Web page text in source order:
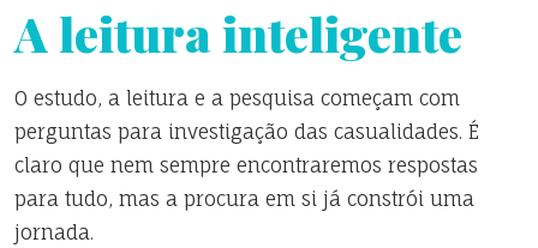
A leitura inteligente
O estudo, a leitura e a pesquisa começam com
perguntas para investigação das casualidades. É
claro que nem sempre encontraremos respostas
para tudo, mas a procura em si já constrói uma
jornada.